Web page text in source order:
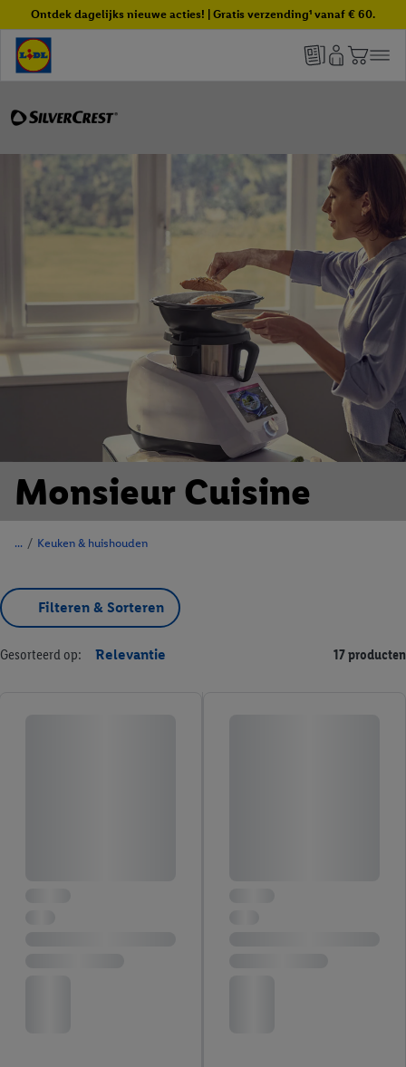
Ontdek dagelijks nieuwe acties! | Gratis verzending¹ vanaf € 60.
Monsieur Cuisine
/ Keuken & huishouden
Filteren & Sorteren
Gesorteerd op: Relevantie 17 producten